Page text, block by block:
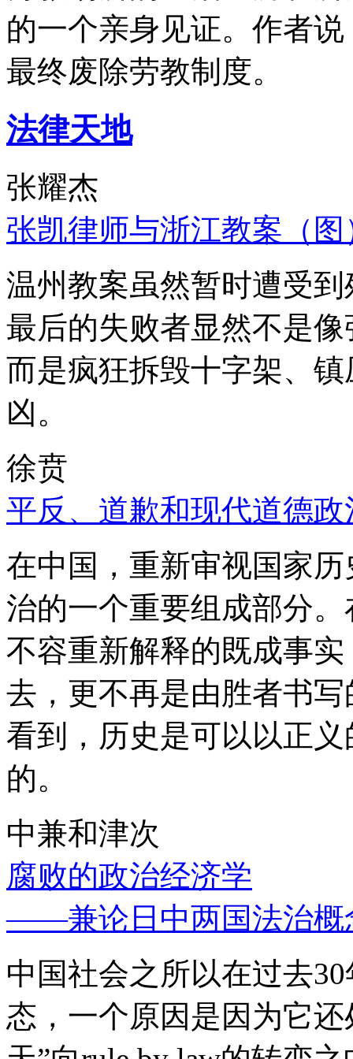
的一个亲身见证。作者
最终废除劳教制度。
法律天地
张耀杰
张凯律师与浙江教案（图
温州教案虽然暂时遭受
最后的失败者显然不是
而是疯狂拆毁十字架、
凶。
徐贲
平反、道歉和现代道德政
在中国，重新审视国家
治的一个重要组成部分
不容重新解释的既成事
去，更不再是由胜者书
看到，历史是可以以正
的。
中兼和津次
腐败的政治经济学
——兼论日中两国法治概
中国社会之所以在过去
态，一个原因是因为它